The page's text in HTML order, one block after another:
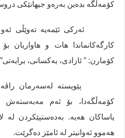
کۆمەڵگە بدەین بەرەو جیهانێکی
ئەرکی ئێمەیە تەوێڵی ئەو
کارگەکانماندا هات و هاواریان
کۆمارن: ” ئازادی، یەکسانی، برایەتی”
پێویستە لەسەرمان راڤە
کۆمەڵگەدا، بۆ ئەم مەبەستەش
یاساکان هەیە. بەدەستپێکردن لە
هەموو ئەوانیتر لە ئامێز دەگرێت.